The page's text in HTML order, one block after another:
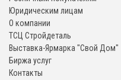
Юридическим лицам
О компании
ТСЦ Стройдеталь
Выставка-Ярмарка "Свой Дом"
Биржа услуг
Контакты